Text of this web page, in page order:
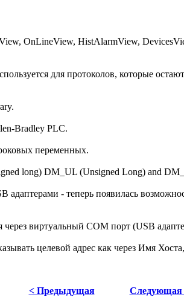
OnLineView, HistAlarmView,
для протоколов, которые
Bradley PLC.
переменных.
long) DM_UL (Unsigned Long) and
- теперь появилась
виртуальный COM порт (USB
целевой адрес как через Имя
< Предыдущая Следующая